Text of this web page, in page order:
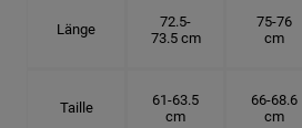
Länge
72.5-
73.5 cm
75-76
cm
Taille
61-63.5
cm
66-68.6
cm